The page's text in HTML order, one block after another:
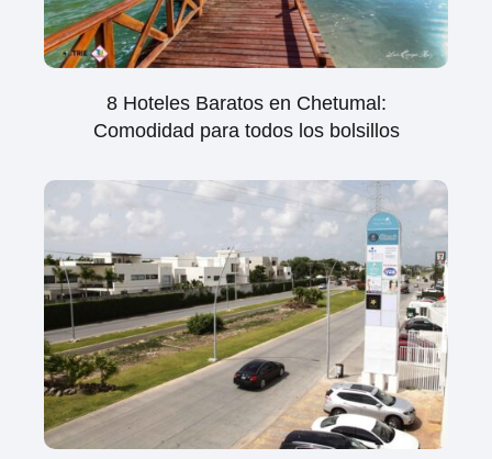
8 Hoteles Baratos en Chetumal:
Comodidad para todos los bolsillos